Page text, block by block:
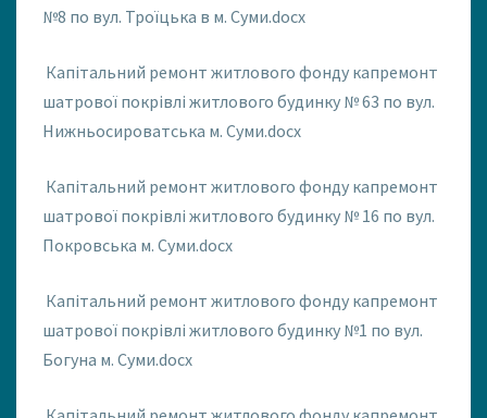
№8 по вул. Троїцька в м. Суми.docx
Капітальний ремонт житлового фонду капремонт
шатрової покрівлі житлового будинку № 63 по вул.
Нижньосироватська м. Суми.docx
Капітальний ремонт житлового фонду капремонт
шатрової покрівлі житлового будинку № 16 по вул.
Покровська м. Суми.docx
Капітальний ремонт житлового фонду капремонт
шатрової покрівлі житлового будинку №1 по вул.
Богуна м. Суми.docx